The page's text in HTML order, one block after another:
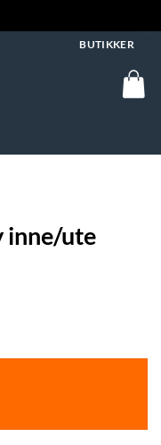
BUTIKKER
inne/ute